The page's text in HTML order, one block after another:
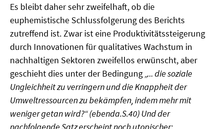
Es bleibt daher sehr zweifelhaft, ob die
euphemistische Schlussfolgerung des Berichts
zutreffend ist. Zwar ist eine Produktivitätssteigerung
durch Innovationen für qualitatives Wachstum in
nachhaltigen Sektoren zweifellos erwünscht, aber
geschieht dies unter der Bedingung„... die soziale
Ungleichheit zu verringern und die Knappheit der
Umweltressourcen zu bekämpfen, indem mehr mit
weniger getan wird?“ (ebenda.S.40) Und der
nachfolgende Satz erscheint noch utopischer: